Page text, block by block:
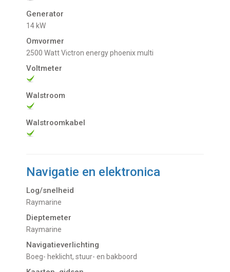
Generator
14 kW
Omvormer
2500 Watt Victron energy phoenix multi
Voltmeter
Walstroom
Walstroomkabel
Navigatie en elektronica
Log/snelheid
Raymarine
Dieptemeter
Raymarine
Navigatieverlichting
boeg- heklicht, stuur- en bakboord